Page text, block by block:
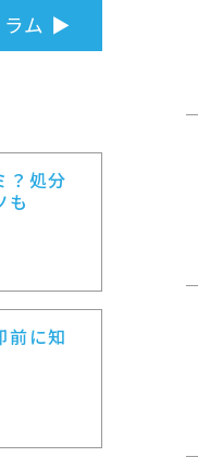
ラム ▶
？処分
も
前に知